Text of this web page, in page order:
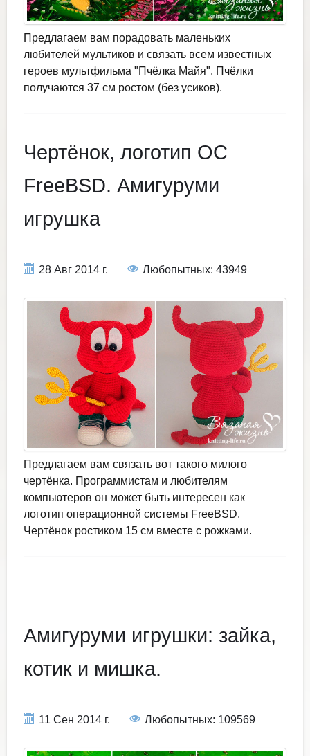
Предлагаем вам порадовать маленьких
любителей мультиков и связать всем известных
героев мультфильма "Пчёлка Майя". Пчёлки
получаются 37 см ростом (без усиков).
Чертёнок, логотип ОС
FreeBSD. Амигуруми
игрушка
28 Авг 2014 г. Любопытных: 43949
Предлагаем вам связать вот такого милого
чертёнка. Программистам и любителям
компьютеров он может быть интересен как
логотип операционной системы FreeBSD.
Чертёнок ростиком 15 см вместе с рожками.
Амигуруми игрушки: зайка,
котик и мишка.
11 Сен 2014 г. Любопытных: 109569